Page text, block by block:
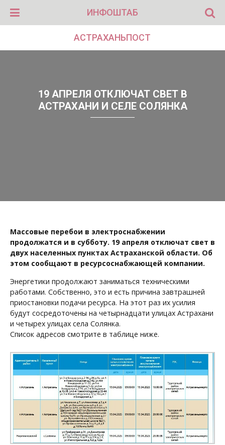
ИНФОШТАБ
АСТРАХАНЬПОСТ
19 АПРЕЛЯ ОТКЛЮЧАТ СВЕТ В
АСТРАХАНИ И СЕЛЕ СОЛЯНКА
Массовые перебои в электроснабжении
продолжатся и в субботу. 19 апреля отключат свет в
двух населенных пунктах Астраханской области. Об
этом сообщают в ресурсоснабжающей компании.
Энергетики продолжают заниматься техническими
работами. Собственно, это и есть причина завтрашней
приостановки подачи ресурса. На этот раз их усилия
будут сосредоточены на четырнадцати улицах Астрахани
и четырех улицах села Солянка.
Список адресов смотрите в таблице ниже.